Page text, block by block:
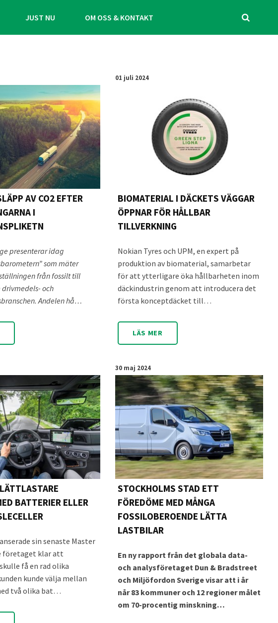
JUST NU OM OSS & KONTAKT
AV CO2 EFTER
I
presenterar idag
som mäter
från fossilt till
och
Andelen hå…
01 juli 2024
BIOMATERIAL I DÄCKETS VÄGGAR
ÖPPNAR FÖR HÅLLBAR
TILLVERKNING
Nokian Tyres och UPM, en expert på
produktion av biomaterial, samarbetar
för att ytterligare öka hållbarheten inom
däckindustrin genom att introducera det
första konceptdäcket till…
LÄS MER
BATTERIER ELLER
sin senaste Master
företaget klar att
få en rad olika
kunde välja mellan
två olika bat…
30 maj 2024
STOCKHOLMS STAD ETT
FÖREDÖME MED MÅNGA
FOSSILOBEROENDE LÄTTA
LASTBILAR
En ny rapport från det globala data-
och analysföretaget Dun & Bradstreet
och Miljöfordon Sverige visar att i år
når 83 kommuner och 12 regioner målet
om 70-procentig minskning…